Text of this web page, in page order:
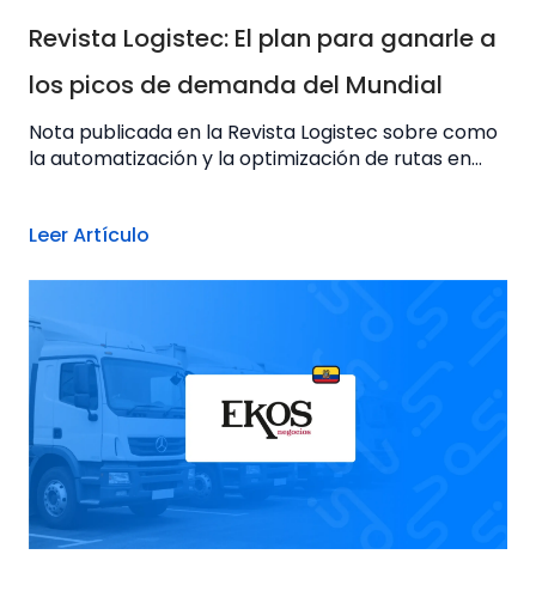
Revista Logistec: El plan para ganarle a
los picos de demanda del Mundial
Nota publicada en la Revista Logistec sobre como
la automatización y la optimización de rutas en...
Leer Artículo